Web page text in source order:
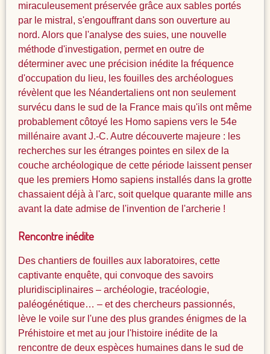
miraculeusement préservée grâce aux sables portés
par le mistral, s'engouffrant dans son ouverture au
nord. Alors que l'analyse des suies, une nouvelle
méthode d'investigation, permet en outre de
déterminer avec une précision inédite la fréquence
d'occupation du lieu, les fouilles des archéologues
révèlent que les Néandertaliens ont non seulement
survécu dans le sud de la France mais qu'ils ont même
probablement côtoyé les Homo sapiens vers le 54e
millénaire avant J.-C. Autre découverte majeure : les
recherches sur les étranges pointes en silex de la
couche archéologique de cette période laissent penser
que les premiers Homo sapiens installés dans la grotte
chassaient déjà à l'arc, soit quelque quarante mille ans
avant la date admise de l'invention de l'archerie !
Rencontre inédite
Des chantiers de fouilles aux laboratoires, cette
captivante enquête, qui convoque des savoirs
pluridisciplinaires – archéologie, tracéologie,
paléogénétique… – et des chercheurs passionnés,
lève le voile sur l'une des plus grandes énigmes de la
Préhistoire et met au jour l'histoire inédite de la
rencontre de deux espèces humaines dans le sud de